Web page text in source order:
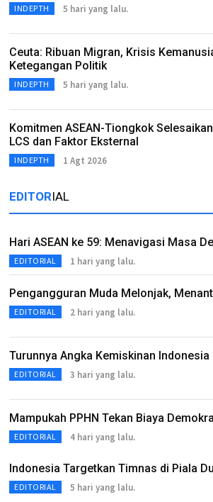
INDEPTH 5 hari yang lalu.
Ceuta: Ribuan Migran, Krisis
Ketegangan Politik
INDEPTH 5 hari yang lalu.
Komitmen ASEAN-Tiongkok
LCS dan Faktor Eksternal
INDEPTH 1 Agt 2026
EDITORIAL
Hari ASEAN ke 59: Menavigasi Masa
EDITORIAL 1 hari yang lalu.
Pengangguran Muda Melonjak,
EDITORIAL 2 hari yang lalu.
Turunnya Angka Kemiskinan Indonesia
EDITORIAL 3 hari yang lalu.
Mampukah PPHN Tekan Biaya
EDITORIAL 4 hari yang lalu.
Indonesia Targetkan Timnas di Piala
EDITORIAL 5 hari yang lalu.